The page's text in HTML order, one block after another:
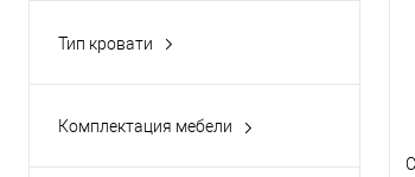
Тип кровати
Комплектация мебели